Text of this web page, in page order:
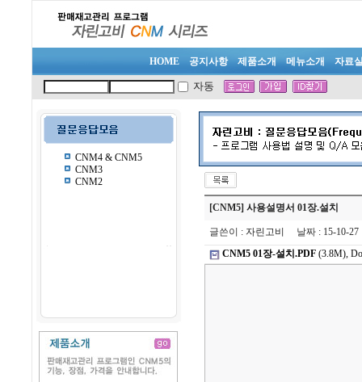
HOME 공지사항 제품소개 메뉴소개 자료
자동
CNM4 & CNM5
CNM3
CNM2
[CNM5] 사용설명서 01장.설치
글쓴이 : 자린고비 날짜 : 15-10-
CNM5 01장-설치.PDF (3.8M),